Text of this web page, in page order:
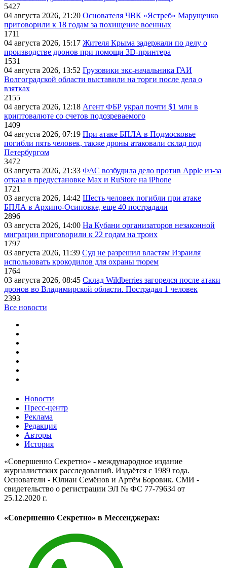
5427
04 августа 2026, 21:20 Основателя ЧВК «Ястреб» Марущенко
приговорили к 18 годам за похищение военных
1711
04 августа 2026, 15:17 Жителя Крыма задержали по делу о
производстве дронов при помощи 3D‑принтера
1531
04 августа 2026, 13:52 Грузовики экс-начальника ГАИ
Волгоградской области выставили на торги после дела о
взятках
2155
04 августа 2026, 12:18 Агент ФБР украл почти $1 млн в
криптовалюте со счетов подозреваемого
1409
04 августа 2026, 07:19 При атаке БПЛА в Подмосковье
погибли пять человек, также дроны атаковали склад под
Петербургом
3472
03 августа 2026, 21:33 ФАС возбудила дело против Apple из-за
отказа в предустановке Max и RuStore на iPhone
1721
03 августа 2026, 14:42 Шесть человек погибли при атаке
БПЛА в Архипо-Осиповке, еще 40 пострадали
2896
03 августа 2026, 14:00 На Кубани организаторов незаконной
миграции приговорили к 22 годам на троих
1797
03 августа 2026, 11:39 Суд не разрешил властям Израиля
использовать крокодилов для охраны тюрем
1764
03 августа 2026, 08:45 Склад Wildberries загорелся после атаки
дронов во Владимирской области. Пострадал 1 человек
2393
Все новости
Новости
Пресс-центр
Реклама
Редакция
Авторы
История
«Совершенно Секретно» - международное издание
журналистских расследований. Издаётся с 1989 года.
Основатели - Юлиан Семёнов и Артём Боровик. CМИ -
свидетельство о регистрации ЭЛ № ФС 77-79634 от
25.12.2020 г.
«Совершенно Секретно» в Мессенджерах: